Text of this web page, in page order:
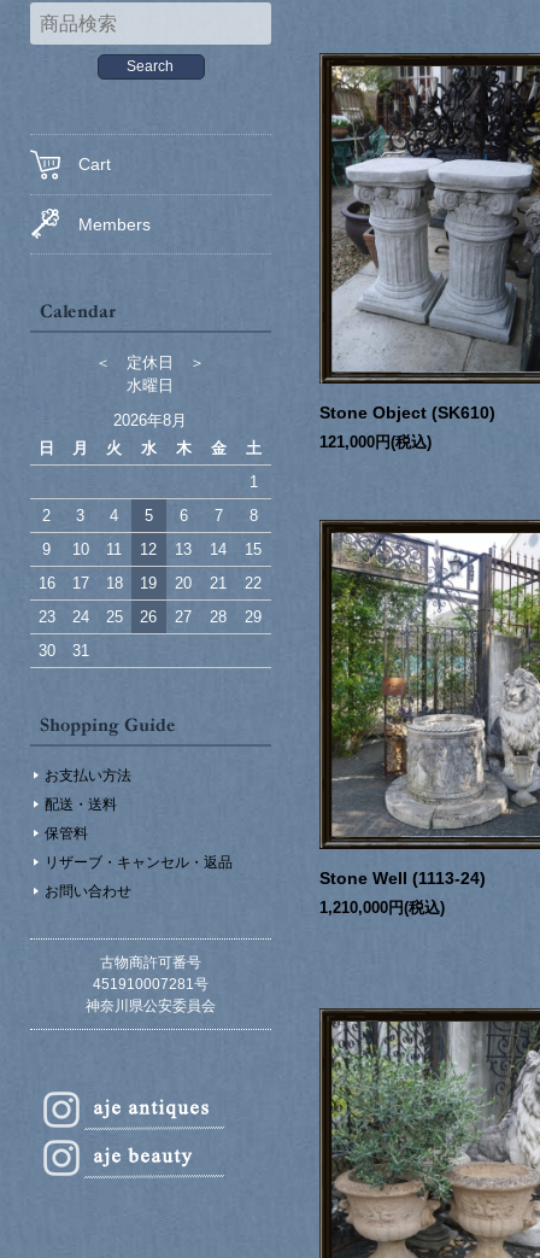
Cart
Members
＜ 定休日 ＞
水曜日
2026年8月
日
月 火 水 木 金
土
1
2
3 4 5 6 7
8
9
10 11 12 13 14
15
16
17 18 19 20 21
22
23
24 25 26 27 28
29
30
31
お支払い方法
配送・送料
保管料
リザーブ・キャンセル・返品
お問い合わせ
古物商許可番号
451910007281号
神奈川県公安委員会
Stone Object (SK610)
121,000円(税込)
Stone Well (1113-24)
1,210,000円(税込)